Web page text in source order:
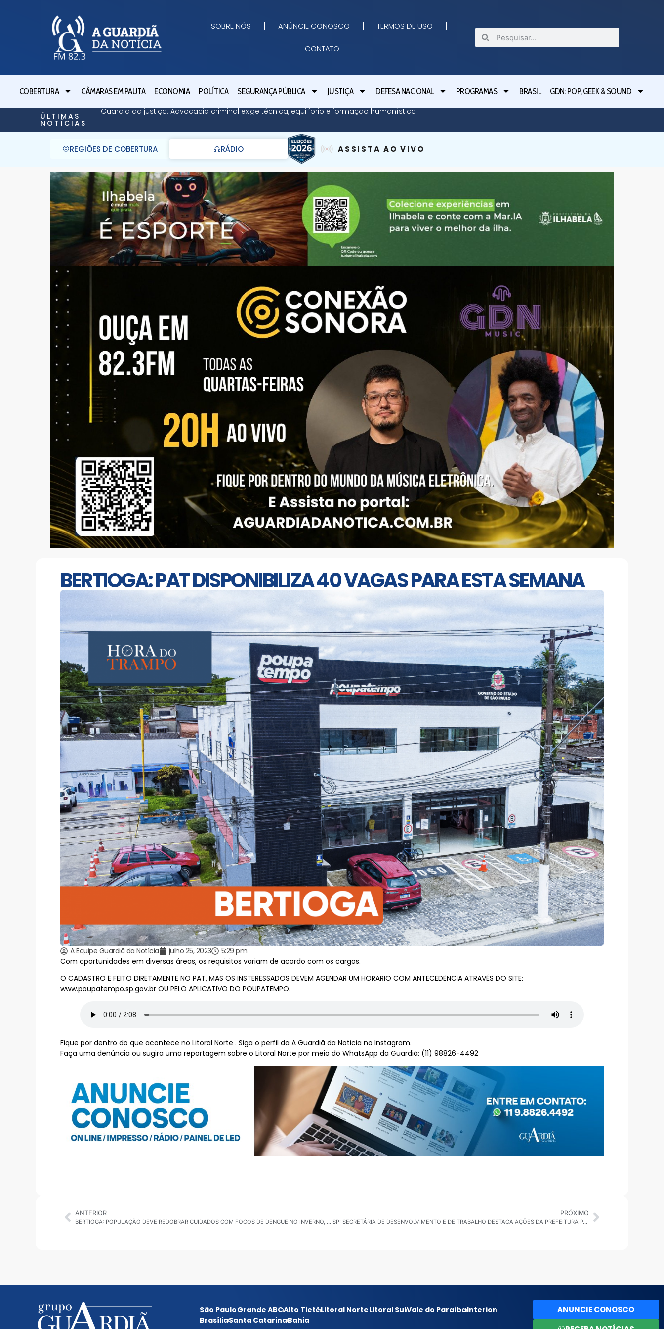
SOBRE NÓS ANÚNCIE CONOSCO TERMOS DE USO
CONTATO
COBERTURA CÂMARAS EM PAUTA ECONOMIA POLÍTICA SEGURANÇA PÚBLICA JUSTIÇA DEFESA NACIONAL PROGRAMAS BRASIL GDN: POP, GEEK & SOUND
ÚLTIMAS
NOTÍCIAS
Guardiã da justiça: Advocacia criminal exige técnica, equilíbrio e formação humanística
REGIÕES DE COBERTURA RÁDIO ASSISTA AO VIVO
BERTIOGA: PAT DISPONIBILIZA 40 VAGAS PARA ESTA SEMANA
A Equipe Guardiã da Notícia julho 25, 2023
5:29 pm
Com oportunidades em diversas áreas, os requisitos variam de acordo com os cargos.
O CADASTRO É FEITO DIRETAMENTE NO PAT, MAS OS INSTERESSADOS DEVEM AGENDAR UM HORÁRIO COM ANTECEDÊNCIA ATRAVÉS DO SITE:
www.poupatempo.sp.gov.br OU PELO APLICATIVO DO POUPATEMPO.
Fique por dentro do que acontece no Litoral Norte . Siga o perfil da A Guardiã da Noticia no Instagram.
Faça uma denúncia ou sugira uma reportagem sobre o Litoral Norte por meio do WhatsApp da Guardiã: (11) 98826-4492
ANTERIOR
BERTIOGA: POPULAÇÃO DEVE REDOBRAR CUIDADOS COM FOCOS DE DENGUE NO INVERNO, PERÍODO EM QUE OS OVOS SÃO BOTADOS
PRÓXIMO
SP: SECRETÁRIA DE DESENVOLVIMENTO E DE TRABALHO DESTACA AÇÕES DA PREFEITURA PARA GERAR EMPREGOS NA CIDADE
São PauloGrande ABCAlto TietêLitoral NorteLitoral SulVale do ParaíbaInterior
BrasíliaSanta CatarinaBahia
ANUNCIE CONOSCO